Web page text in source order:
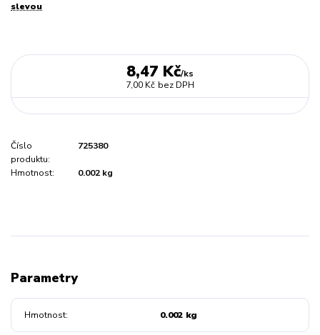
slevou
8,47 Kč/ks
7,00 Kč bez DPH
Číslo
produktu:
725380
Hmotnost: 0.002 kg
Parametry
Hmotnost 0.002 kg